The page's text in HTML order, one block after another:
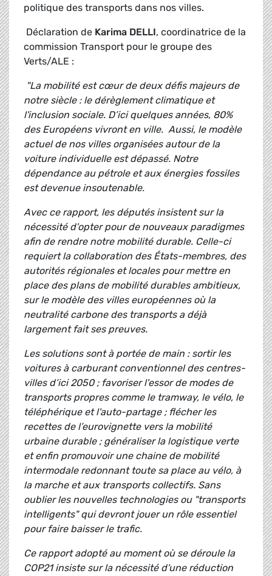
politique des transports dans nos villes.
Déclaration de Karima DELLI, coordinatrice de la
commission Transport pour le groupe des
Verts/ALE :
"La mobilité est cœur de deux défis majeurs de
notre siècle : le dérèglement climatique et
l'inclusion sociale. D’ici quelques années, 80%
des Européens vivront en ville. Aussi, le modèle
actuel de nos villes organisées autour de la
voiture individuelle est dépassé. Notre
dépendance au pétrole et aux énergies fossiles
est devenue insoutenable.
Avec ce rapport, les députés insistent sur la
nécessité d'opter pour de nouveaux paradigmes
afin de rendre notre mobilité durable. Celle-ci
requiert la collaboration des États-membres, des
autorités régionales et locales pour mettre en
place des plans de mobilité durables ambitieux,
sur le modèle des villes européennes où la
neutralité carbone des transports a déjà
largement fait ses preuves.
Les solutions sont à portée de main : sortir les
voitures à carburant conventionnel des centres-
villes d’ici 2050 ; favoriser l'essor de modes de
transports propres comme le tramway, le vélo, le
téléphérique et l'auto-partage ; flécher les
recettes de l’eurovignette vers la mobilité
urbaine durable ; généraliser la logistique verte
et enfin promouvoir une chaine de mobilité
intermodale redonnant toute sa place au vélo, à
la marche et aux transports collectifs. Sans
oublier les nouvelles technologies ou "transports
intelligents" qui devront jouer un rôle essentiel
pour faire baisser le trafic.
Ce rapport adopté au moment où se déroule la
COP21 insiste sur la nécessité d'une réduction